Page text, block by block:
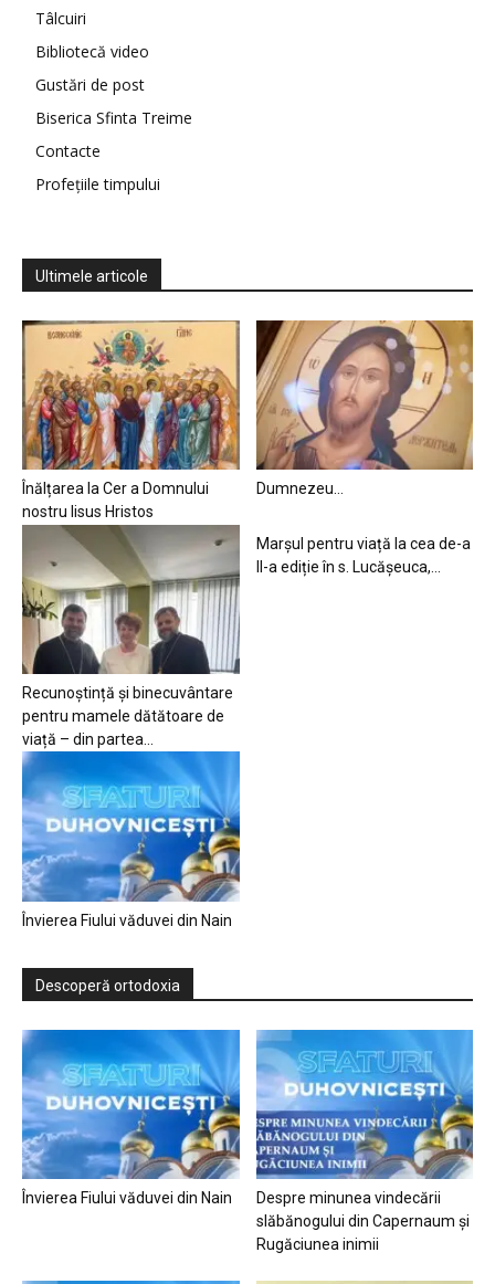
Tâlcuiri
Bibliotecă video
Gustări de post
Biserica Sfinta Treime
Contacte
Profețiile timpului
Ultimele articole
Înălțarea la Cer a Domnului
nostru Iisus Hristos
Dumnezeu…
Recunoștință și binecuvântare
pentru mamele dătătoare de
viață – din partea...
Marșul pentru viață la cea de-a
II-a ediție în s. Lucășeuca,...
Învierea Fiului văduvei din Nain
Descoperă ortodoxia
Învierea Fiului văduvei din Nain
Despre minunea vindecării
slăbănogului din Capernaum și
Rugăciunea inimii